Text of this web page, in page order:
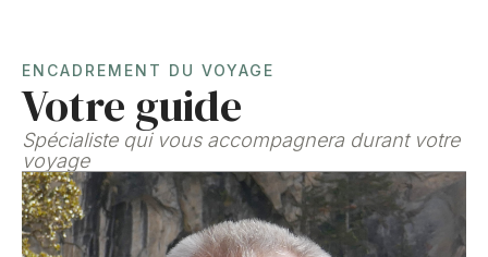
ENCADREMENT DU VOYAGE
Votre guide
Spécialiste qui vous accompagnera durant votre
voyage